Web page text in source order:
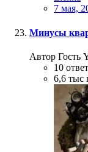
7 мая,
Минусы
Автор Гость
10
6,6 тыс